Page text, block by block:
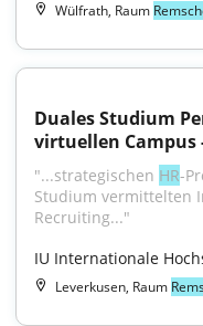
Wülfrath, Raum
Duales Studium
virtuellen
"...strategischen HR-
Studium vermittelten
Recruiting..."
IU Internationale
Leverkusen, Raum